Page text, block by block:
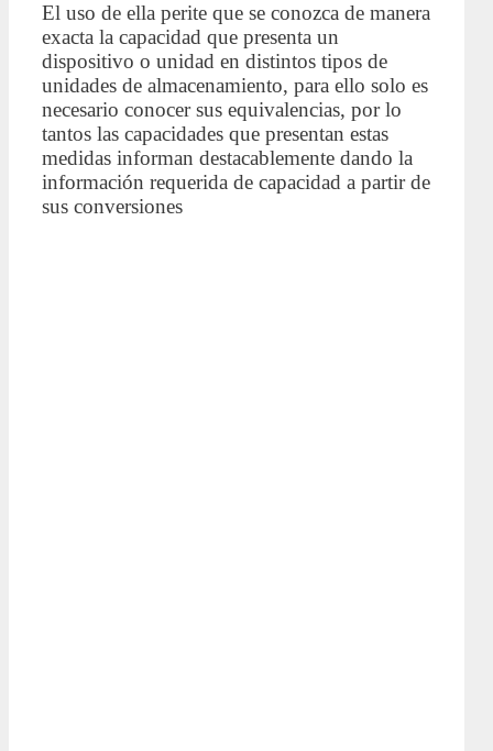
El uso de ella perite que se conozca de manera
exacta la capacidad que presenta un
dispositivo o unidad en distintos tipos de
unidades de almacenamiento, para ello solo es
necesario conocer sus equivalencias, por lo
tantos las capacidades que presentan estas
medidas informan destacablemente dando la
información requerida de capacidad a partir de
sus conversiones